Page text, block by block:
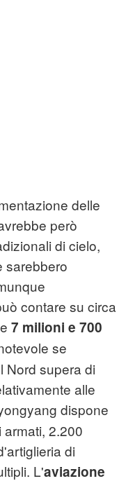
delle
però
di cielo,
sarebbero
contare su circa
e 7 milioni e 700
se
Nord supera di
alle
dispone
2.200
di
L'aviazione